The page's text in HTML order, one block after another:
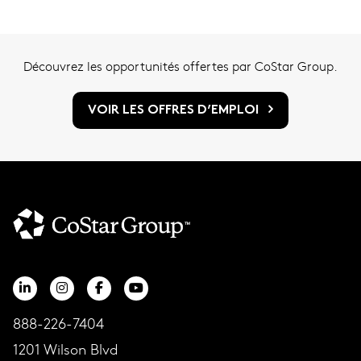
Découvrez les opportunités offertes par CoStar Group.
VOIR LES OFFRES D’EMPLOI
888-226-7404
1201 Wilson Blvd